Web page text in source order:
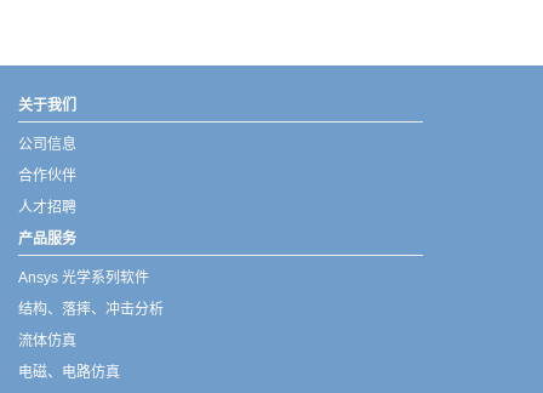
关于我们
公司信息
合作伙伴
人才招聘
产品服务
Ansys 光学系列软件
结构、落摔、冲击分析
流体仿真
电磁、电路仿真